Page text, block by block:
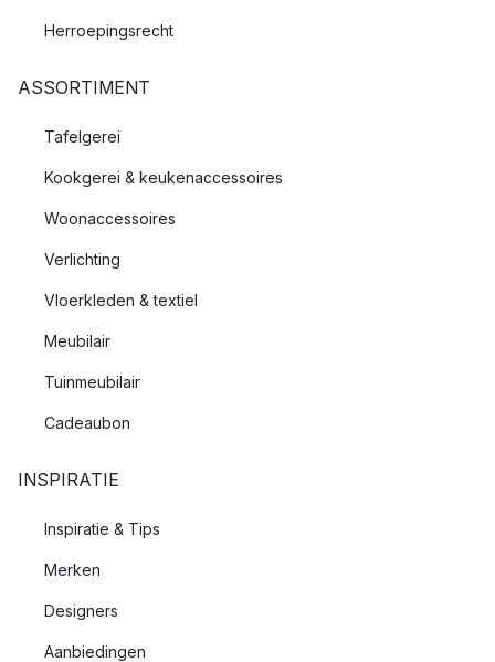
Herroepingsrecht
ASSORTIMENT
Tafelgerei
Kookgerei & keukenaccessoires
Woonaccessoires
Verlichting
Vloerkleden & textiel
Meubilair
Tuinmeubilair
Cadeaubon
INSPIRATIE
Inspiratie & Tips
Merken
Designers
Aanbiedingen